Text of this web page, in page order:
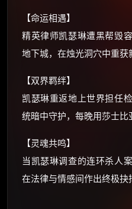
【命运相遇】
精英律师凯瑟琳遭黑帮毁
地下城，在烛光洞穴中重获
【双界羁绊】
凯瑟琳重返地上世界担任
统暗中守护，每晚用莎士比
【灵魂共鸣】
当凯瑟琳调查的连环杀人
在法律与情感间作出终极抉
优惠券、活动
☕ 海外大侠